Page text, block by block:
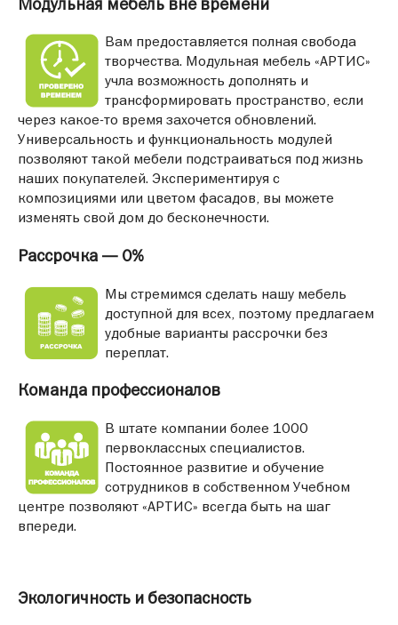
Вам предоставляется полная свобода
творчества. Модульная мебель «АРТИС»
учла возможность дополнять и
трансформировать пространство, если
через какое-то время захочется обновлений.
Универсальность и функциональность модулей
позволяют такой мебели подстраиваться под жизнь
наших покупателей. Экспериментируя с
композициями или цветом фасадов, вы можете
изменять свой дом до бесконечности.
Рассрочка — 0%
Мы стремимся сделать нашу мебель
доступной для всех, поэтому предлагаем
удобные варианты рассрочки без
переплат.
Команда профессионалов
В штате компании более 1000
первоклассных специалистов.
Постоянное развитие и обучение
сотрудников в собственном Учебном
центре позволяют «АРТИС» всегда быть на шаг
впереди.
Экологичность и безопасность